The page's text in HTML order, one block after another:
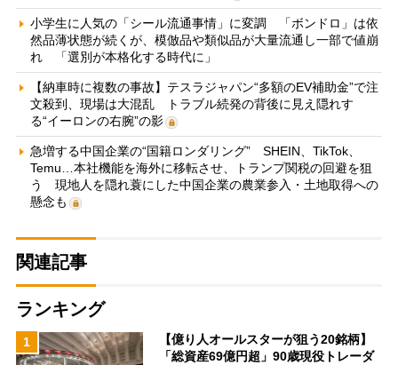
小学生に人気の「シール流通事情」に変調 「ボンドロ」は依
然品薄状態が続くが、模倣品や類似品が大量流通し一部で値崩
れ 「選別が本格化する時代に」
【納車時に複数の事故】テスラジャパン“多額のEV補助金”で注
文殺到、現場は大混乱 トラブル続発の背後に見え隠れす
る“イーロンの右腕”の影
急増する中国企業の“国籍ロンダリング” SHEIN、TikTok、
Temu…本社機能を海外に移転させ、トランプ関税の回避を狙
う 現地人を隠れ蓑にした中国企業の農業参入・土地取得への
懸念も
関連記事
ランキング
1
【億り人オールスターが狙う20銘柄】
「総資産69億円超」90歳現役トレーダ